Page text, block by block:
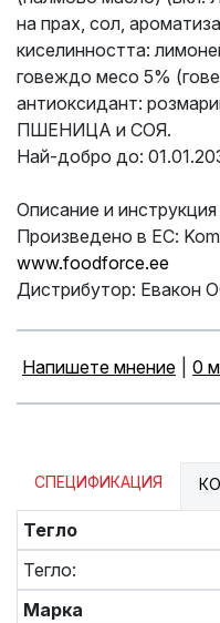
на прах, сол,
киселинността:
говеждо месо 5%
антиоксидант:
ПШЕНИЦА и СОЯ.
Най-добро до:
Описание и инструкция
Произведено в ЕС:
www.foodforce.ee
Дистрибутор: Евакон
Напишете мнение 0
СПЕЦИФИКАЦИЯ
Тегло
Тегло:
Марка